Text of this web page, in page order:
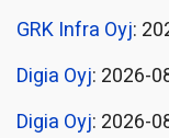
GRK Infra Oyj:
Digia Oyj: 2026-
Digia Oyj: 2026-